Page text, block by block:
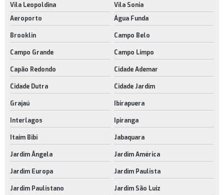
Puxadores de plástico para móveis preço
Rodinhas para móveis
Rodízios giratórios para móveis
Rodízios para móveis comprar
Rodízios para móveis onde comprar
Suporte de chão para cpu
Suporte para cpu ajustável com rodízios
Suporte para cpu com rodinhas
Suporte para cpu preto
Vila Leopoldina
Vila Sonia
Aeroporto
Água Funda
Brooklin Campo Belo
Campo Grande Campo Limpo
Capão Redondo Cidade Ademar
Cidade Dutra Cidade Jardim
Grajaú Ibirapuera
Interlagos Ipiranga
Itaim Bibi Jabaquara
Jardim Ângela Jardim América
Jardim Europa Jardim Paulista
Jardim Paulistano Jardim São Luiz